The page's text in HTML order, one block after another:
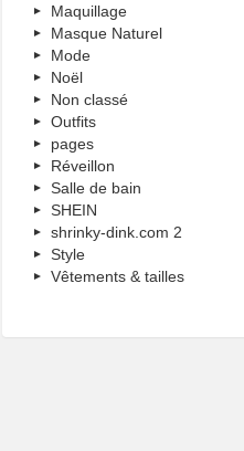
Maquillage
Masque Naturel
Mode
Noël
Non classé
Outfits
pages
Réveillon
Salle de bain
SHEIN
shrinky-dink.com 2
Style
Vêtements & tailles